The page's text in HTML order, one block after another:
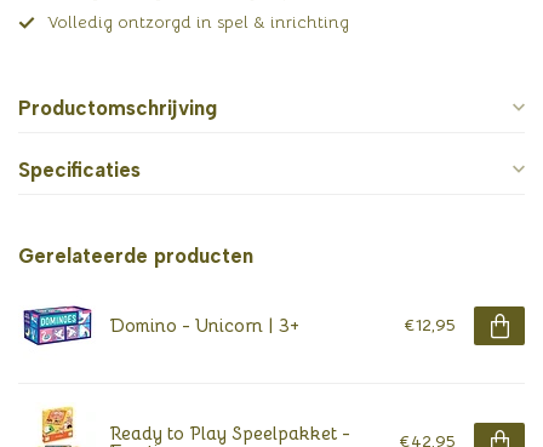
Volledig ontzorgd in spel & inrichting
Productomschrijving
Specificaties
Gerelateerde producten
Domino - Unicorn | 3+ €12,95
Ready to Play Speelpakket - €42,95